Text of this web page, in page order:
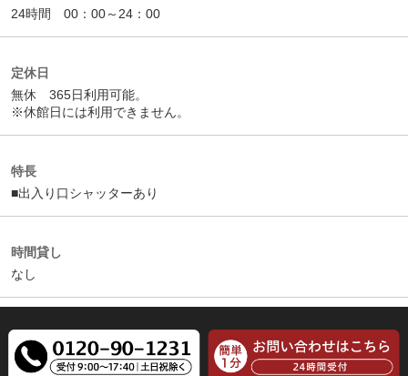
24時間 00：00～24：00
定休日
無休 365日利用可能。
※休館日には利用できません。
特長
■出入り口シャッターあり
時間貸し
なし